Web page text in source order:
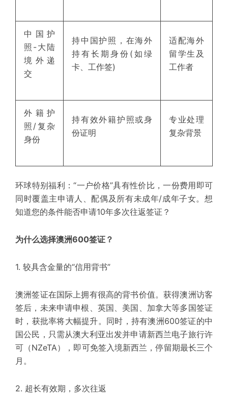
中国护
照-大陆
境外递
交
持中国护照，在海外
持有长期身份(如绿
卡、工作签)
适配海外
留学生及
工作者
外籍护
照/复杂
身份
持有效外籍护照或身
份证明
专业处理
复杂背景
环球特别福利：“一户价格”具有性价比，一份费用即可
同时覆盖主申请人、配偶及所有未成年/成年子女。 想
知道您的条件能否申请10年多次往返签证？
为什么选择澳洲600签证？
1. 较具含金量的“信用背书”
澳洲签证在国际上拥有很高的背书价值。获得澳洲访客
签后，未来申请申根 、英国、美国、加拿大等多国签证
时，获批率将大幅提升。同时，持有澳洲600签证的中
国公民，只需从澳大利亚出发并申请新西兰电子旅行许
可（NZeTA），即可免签入境新西兰，停留期最长三个
月。
2. 超长有效期，多次往返